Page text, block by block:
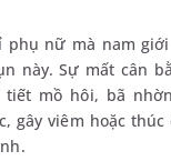
phụ nữ mà nam
này. Sự mất cân
tiết mồ hôi, bã
gây viêm hoặc thúc